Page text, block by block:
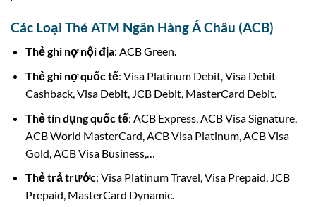
Các Loại Thẻ ATM Ngân Hàng Á Châu (ACB)
Thẻ ghi nợ nội địa: ACB Green.
Thẻ ghi nợ quốc tế: Visa Platinum Debit, Visa Debit
Cashback, Visa Debit, JCB Debit, MasterCard Debit.
Thẻ tín dụng quốc tế: ACB Express, ACB Visa Signature,
ACB World MasterCard, ACB Visa Platinum, ACB Visa
Gold, ACB Visa Business,…
Thẻ trả trước: Visa Platinum Travel, Visa Prepaid, JCB
Prepaid, MasterCard Dynamic.